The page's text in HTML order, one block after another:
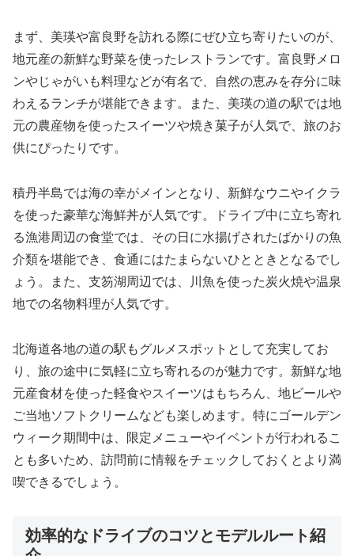
まず、美瑛や富良野を訪れる際にぜひ立ち寄りたいのが、
地元産の新鮮な野菜を使ったレストランです。富良野メロ
ンやじゃがいも料理などが有名で、自然の恵みを存分に味
わえるランチが堪能できます。また、美瑛の道の駅では地
元の農産物を使ったスイーツや焼き菓子が人気で、旅のお
供にぴったりです。
積丹半島では海の幸がメインとなり、新鮮なウニやイクラ
を使った豪華な海鮮丼が人気です。ドライブ中に立ち寄れ
る漁港周辺の食堂では、その日に水揚げされたばかりの魚
介類を堪能でき、食通にはたまらないひとときとなるでし
ょう。また、支笏湖周辺では、川魚を使った炭火焼や温泉
地での名物料理が人気です。
北海道各地の道の駅もグルメスポットとして充実してお
り、旅の途中に気軽に立ち寄れるのが魅力です。新鮮な地
元産食材を使った軽食やスイーツはもちろん、地ビールや
ご当地ソフトクリームなども楽しめます。特にゴールデン
ウィーク期間中は、限定メニューやイベントが行われるこ
とも多いため、訪問前に情報をチェックしておくとより満
喫できるでしょう。
効率的なドライブのコツとモデルルート紹